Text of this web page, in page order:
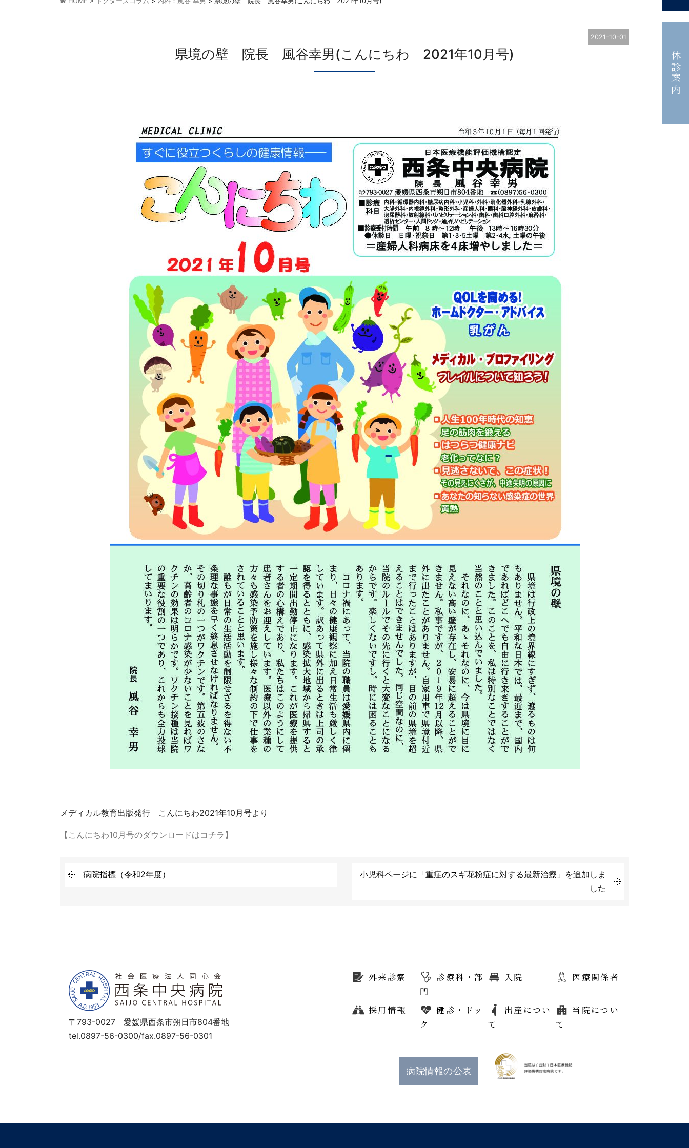
2021-10-01
県境の壁 院長 風谷幸男(こんにちわ 2021年10月号)
メディカル教育出版発行 こんにちわ2021年10月号より
【こんにちわ10月号のダウンロードはコチラ】
病院指標（令和2年度）
小児科ページに「重症のスギ花粉症に対する最新治療」を追加しま
した
休診案内
〒793-0027 愛媛県西条市朔日市804番地
tel.0897-56-0300/fax.0897-56-0301
外来診察
診療科・部
門
入院 医療関係者
採用情報
健診・ドッ
ク
出産につい
て
当院につい
て
病院情報の公表